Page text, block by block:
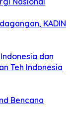
KADIN
dan
Teh Indonesia
Bencana